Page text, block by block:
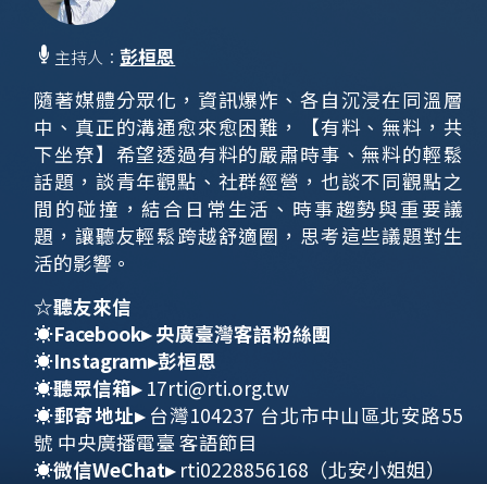
主持人：彭桓恩
隨著媒體分眾化，資訊爆炸、各自沉浸在同溫層
中、真正的溝通愈來愈困難，【有料、無料，共
下坐尞】希望透過有料的嚴肅時事、無料的輕鬆
話題，談青年觀點、社群經營，也談不同觀點之
間的碰撞，結合日常生活、時事趨勢與重要議
題，讓聽友輕鬆跨越舒適圈，思考這些議題對生
活的影響。
☆聽友來信
☀Facebook▸央廣臺灣客語粉絲團
☀Instagram▸彭桓恩
☀聽眾信箱▸ 17rti@rti.org.tw
☀郵寄地址▸台灣104237 台北市中山區北安路55
號 中央廣播電臺 客語節目
☀微信WeChat▸rti0228856168（北安小姐姐）